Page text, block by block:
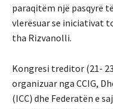
paraqitëm një pasqyrë
vlerësuar se iniciativat
tha Rizvanolli.
Kongresi treditor (21-
organizuar nga CCIG,
(ICC) dhe Federatën e